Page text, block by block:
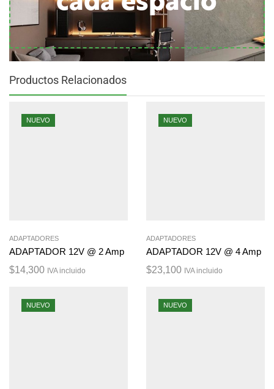
Productos Relacionados
NUEVO
ADAPTADORES
ADAPTADOR 12V @ 2 Amp
$14,300 IVA incluido
NUEVO
ADAPTADORES
ADAPTADOR 12V @ 4 Amp
$23,100 IVA incluido
NUEVO NUEVO